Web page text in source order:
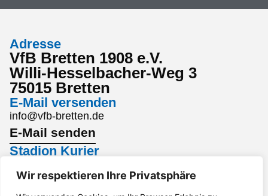
Wir respektieren Ihre Privatsphäre
Adresse
VfB Bretten 1908 e.V.
Willi-Hesselbacher-Weg 3
75015 Bretten
E-Mail versenden
info@vfb-bretten.de
E-Mail senden
Stadion Kurier
Stadion Kurier